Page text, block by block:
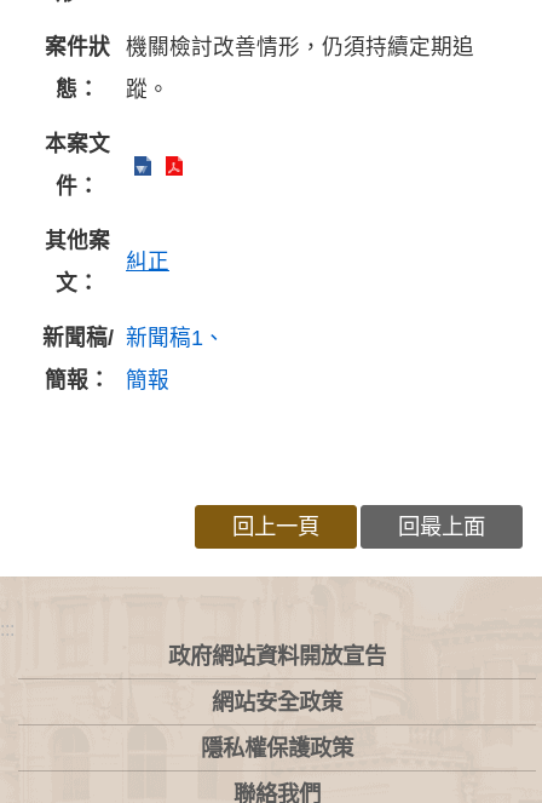
案件狀
態：
機關檢討改善情形，仍須持續定期追
蹤。
本案文
件：
其他案
文：
糾正
新聞稿/
簡報：
新聞稿1
簡報
回上一頁 回最上面
:::
政府網站資料開放宣告
網站安全政策
隱私權保護政策
聯絡我們